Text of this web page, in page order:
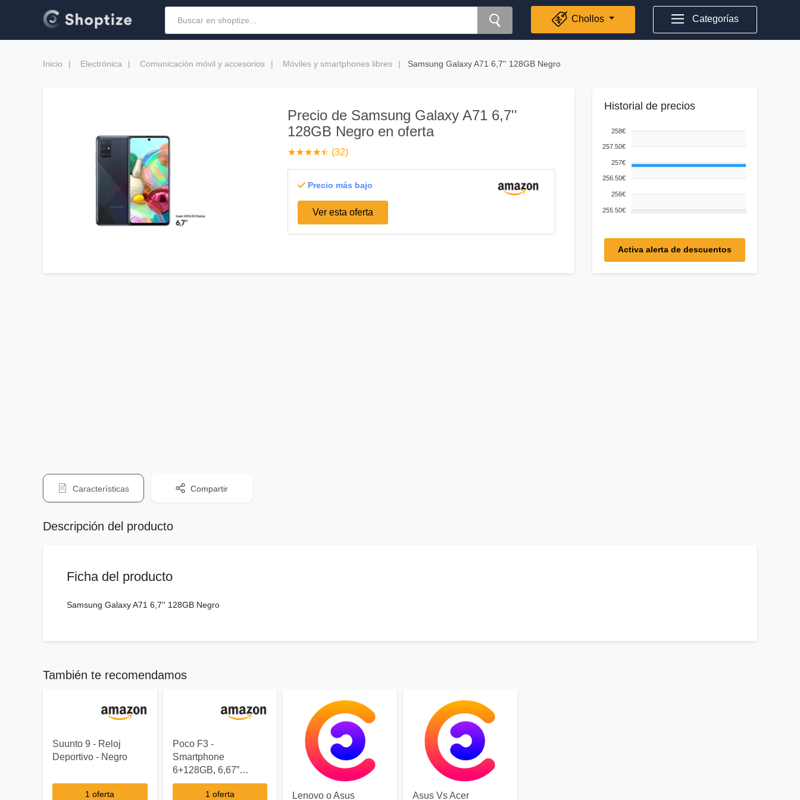
Chollos Categorías
Inicio Electrónica Comunicación móvil y accesorios Móviles y smartphones libres Samsung Galaxy A71 6,7'' 128GB Negro
Precio de Samsung Galaxy A71 6,7''
128GB Negro en oferta
☆☆☆☆☆
★★★★★ (32)
Precio más bajo
Ver esta oferta
Historial de precios
258€
257.50€
257€
256.50€
256€
255.50€
Activa alerta de descuentos
Características Compartir
Descripción del producto
Ficha del producto
Samsung Galaxy A71 6,7'' 128GB Negro
También te recomendamos
Suunto 9 - Reloj
Deportivo - Negro
1 oferta
Poco F3 -
Smartphone
6+128GB, 6,67”
120Hz, Snapdragon
870, Cámara Triple de
1 oferta Lenovo o Asus Asus Vs Acer